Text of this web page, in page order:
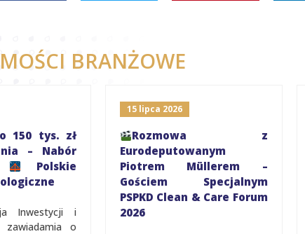
BRANŻOWE
150 tys. zł
– Nabór
Polskie
Inwestycji i
zawiadamia o
15 lipca 2026
Rozmowa z
Eurodeputowanym
Piotrem Müllerem –
Gościem Specjalnym
PSPKD Clean & Care Forum
2026